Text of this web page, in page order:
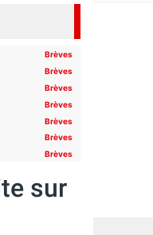
Brèves
Brèves
Brèves
Brèves
Brèves
Brèves
Brèves
sur